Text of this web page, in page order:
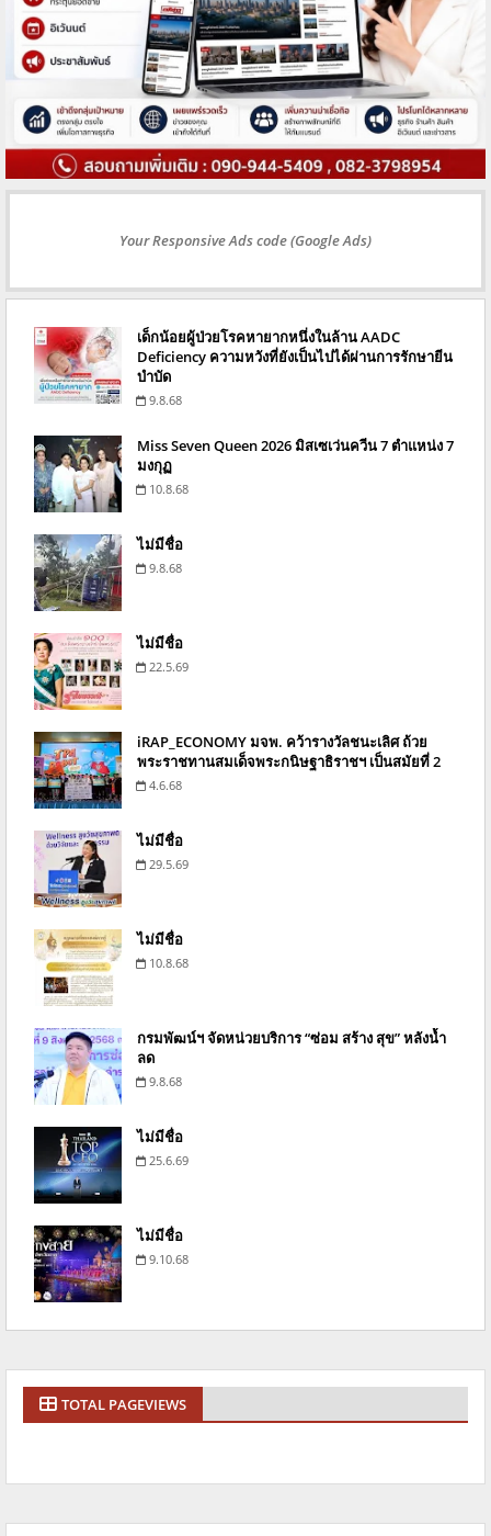
Your Responsive Ads code (Google Ads)
เด็กน้อยผู้ป่วยโรคหายากหนึ่งในล้าน AADC
Deficiency ความหวังที่ยังเป็นไปได้ผ่านการรักษายีน
บำบัด
9.8.68
Miss Seven Queen 2026 มิสเซเว่นควีน 7 ตำแหน่ง 7
มงกุฏ
10.8.68
ไม่มีชื่อ
9.8.68
ไม่มีชื่อ
22.5.69
iRAP_ECONOMY มจพ. คว้ารางวัลชนะเลิศ ถ้วย
พระราชทานสมเด็จพระกนิษฐาธิราชฯ เป็นสมัยที่ 2
4.6.68
ไม่มีชื่อ
29.5.69
ไม่มีชื่อ
10.8.68
กรมพัฒน์ฯ จัดหน่วยบริการ “ซ่อม สร้าง สุข” หลังน้ำ
ลด
9.8.68
ไม่มีชื่อ
25.6.69
ไม่มีชื่อ
9.10.68
TOTAL PAGEVIEWS